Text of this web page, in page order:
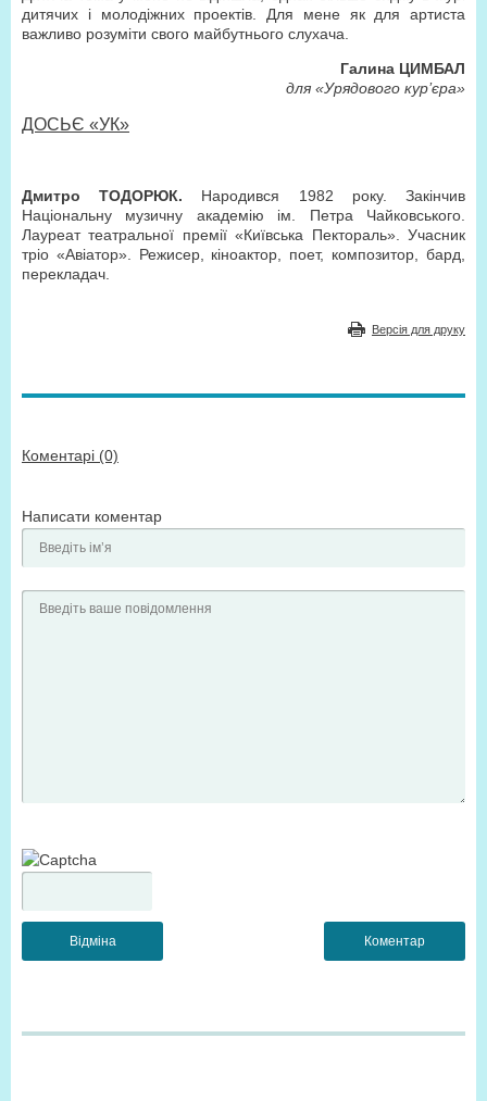
дитячих і молодіжних проектів. Для мене як для артиста
важливо розуміти свого майбутнього слухача.
Галина ЦИМБАЛ
для «Урядового кур’єра»
ДОСЬЄ «УК»
Дмитро ТОДОРЮК. Народився 1982 року. Закінчив
Національну музичну академію ім. Петра Чайковського.
Лауреат театральної премії «Київська Пектораль». Учасник
тріо «Авіатор». Режисер, кіноактор, поет, композитор, бард,
перекладач.
Версія для друку
Коментарі (0)
Написати коментар